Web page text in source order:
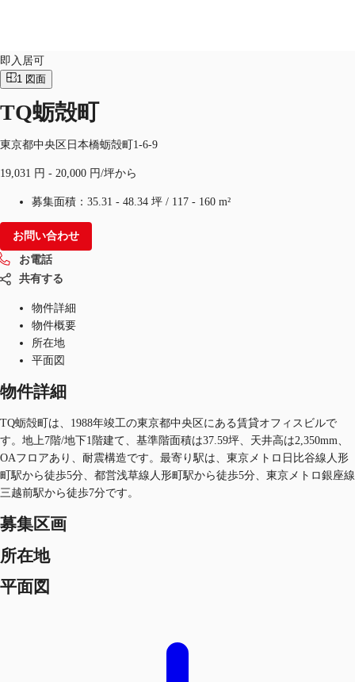
オフィス・事務所
倉庫・物流センター
地図検索
記事
仲介会社様はこちらへ
お気に入り
JP
お電話
即入居可
1 図面
TQ蛎殻町
東京都中央区日本橋蛎殻町1-6-9
19,031 円 - 20,000 円/坪から
募集面積： 35.31 - 48.34 坪 / 117 - 160 m²
お問い合わせ
お電話
共有する
物件詳細
物件概要
所在地
平面図
物件詳細
TQ蛎殻町は、1988年竣工の東京都中央区にある賃貸オフィスビルで
す。地上7階/地下1階建て、基準階面積は37.59坪、天井高は2,350mm、
OAフロアあり、耐震構造です。最寄り駅は、東京メトロ日比谷線人形
町駅から徒歩5分、都営浅草線人形町駅から徒歩5分、東京メトロ銀座線
三越前駅から徒歩7分です。
募集区画
所在地
平面図